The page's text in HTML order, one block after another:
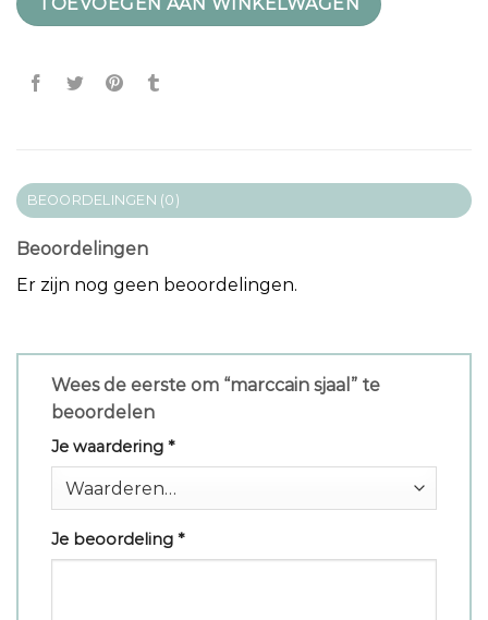
BEOORDELINGEN (0)
Beoordelingen
Er zijn nog geen beoordelingen.
Wees de eerste om “marccain sjaal” te
beoordelen
Je waardering *
Je beoordeling *